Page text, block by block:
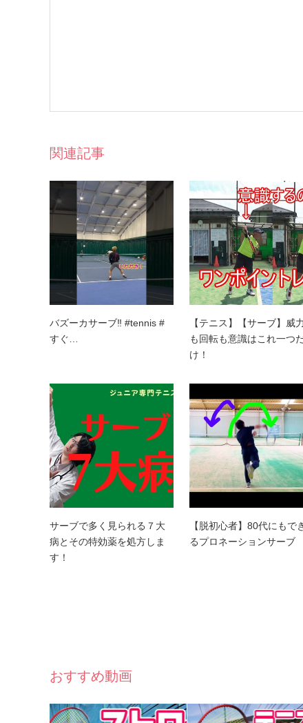
関連記事
バズーカサーブ‼️ #tennis #
すぐ…
【テニス】【サーブ】威力
も回転も意識はこれ一つ
け！
サーブで多く見られる７大
病とその特効薬を処方しま
す！
【脱初心者】80代にもで
るプロネーションサーブ
おすすめ動画